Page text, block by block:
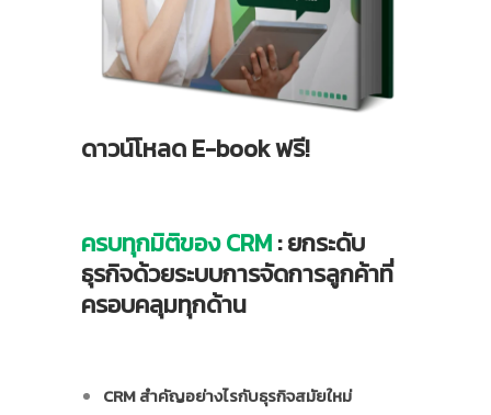
ดาวน์โหลด E-book ฟรี!
ครบทุกมิติของ CRM: ยกระดับ
ธุรกิจด้วยระบบการจัดการลูกค้าที่
ครอบคลุมทุกด้าน
CRM สำคัญอย่างไรกับธุรกิจสมัยใหม่